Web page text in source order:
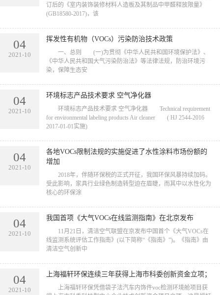
订后的《室内装饰装修材料人造板及其制品中甲醛释放限量》
(GB18580-2017)，该
04
2021-10
挥发性有机物（VOCs）污染防治技术政策
一、总则 (一)为贯彻《中华人民共和国环境保护法》、
《中华人民共和国大气污染防治法》等法律法规，防治环境污
染，保障生态安
04
2021-10
环境标志产品技术要求 空气净化器
环境标志产品技术要求 空气净化器 Technical requirement
for environmental labeling products Air cleaner ( HJ 2544-2016
2017-01-01实施)
04
2021-10
各地VOCs限制法规的实施促进了水性涂料市场份额的
增加
2018年，伴随环保税的正式开征，我国环保风暴持续加码。
受此影响，家具行业绿色制造转型迫在眉睫，而其中以水性化为
核心的环保涂
04
2021-10
我国首项《大气VOCs在线监测指南》在北京发布
11月21日，清洁空气联盟在京发布中国首个《大气VOCs在
线监测系统评估工作指南》(以下简称“《指南》”)。《指南》由
清洁空气创新中
04
2021-10
上海福轩环保连续三年获得上海市科委创新资金立项；
上海福轩环保凭借袋子法汽车内饰件voc检测环境舱项目获